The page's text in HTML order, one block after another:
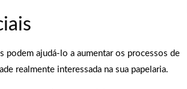
podem ajudá-lo a aumentar os processos de
realmente interessada na sua papelaria.